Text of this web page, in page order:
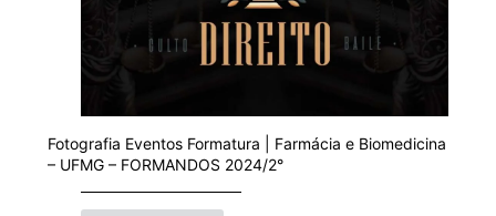
Fotografia Eventos Formatura | Farmácia e Biomedicina
– UFMG – FORMANDOS 2024/2°